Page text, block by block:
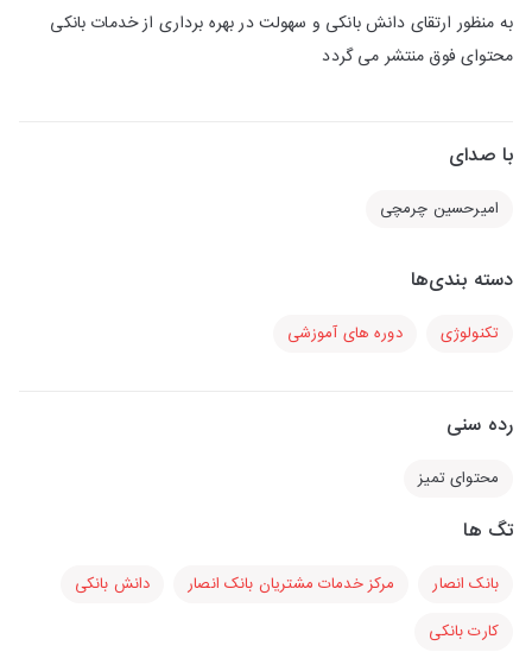
به منظور ارتقای دانش بانکی و سهولت در بهره برداری از خدمات بانکی
محتوای فوق منتشر می گردد
با صدای
امیرحسین چرمچی
دسته بندی‌ها
تکنولوژی دوره های آموزشی
رده سنی
محتوای تمیز
تگ ها
بانک انصار مرکز خدمات مشتریان بانک انصار
دانش بانکی
کارت بانکی